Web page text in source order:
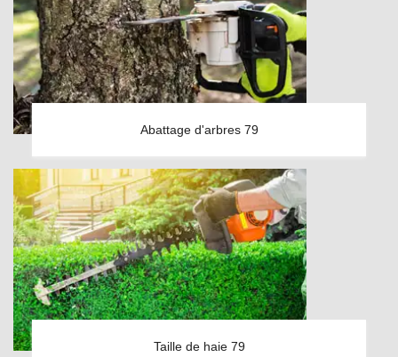
Abattage d'arbres 79
Taille de haie 79